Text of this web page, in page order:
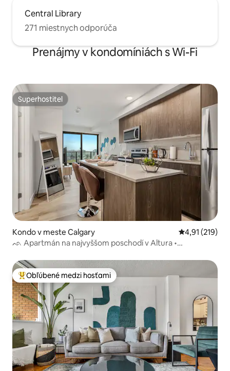
Central Library
271 miestnych odporúča
Prenájmy v kondomíniách s Wi-Fi
Superhostiteľ
Superhostiteľ
Kondo v meste Calgary Priemerné
4,91 (219)
ᨒ Apartmán na najvyššom poschodí v Altura •
Najobľúbenejšie medzi hosťami
Obľúbené medzi hosťami